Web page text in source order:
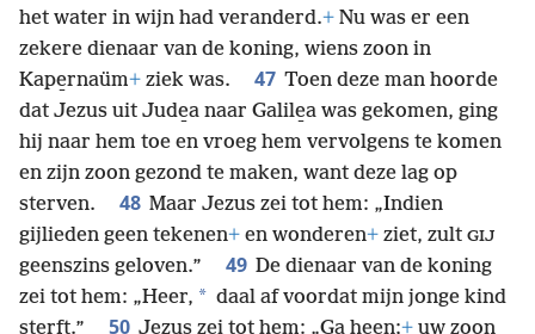
het water in wijn had veranderd.+ Nu was er een
zekere dienaar van de koning, wiens zoon in
Kape̱rnaüm+ ziek was. 47 Toen deze man hoorde
dat Jezus uit Jude̱a naar Galile̱a was gekomen, ging
hij naar hem toe en vroeg hem vervolgens te komen
en zijn zoon gezond te maken, want deze lag op
sterven.
48 Maar Jezus zei tot hem: „Indien
gijlieden geen tekenen+ en wonderen+ ziet, zult GIJ
geenszins geloven.” 49 De dienaar van de koning
zei tot hem: „Heer, * daal af voordat mijn jonge kind
sterft.”
50 Jezus zei tot hem: „Ga heen;+ uw zoon